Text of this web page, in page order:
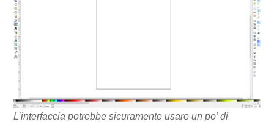
L’interfaccia potrebbe sicuramente usare un po’ di